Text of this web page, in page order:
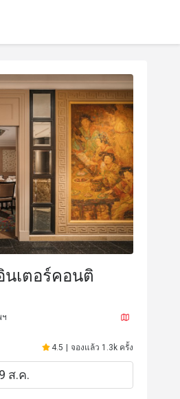
นเตอร์คอนติ
ฯ
4.5 จองแล้ว 1.3k ครั้ง